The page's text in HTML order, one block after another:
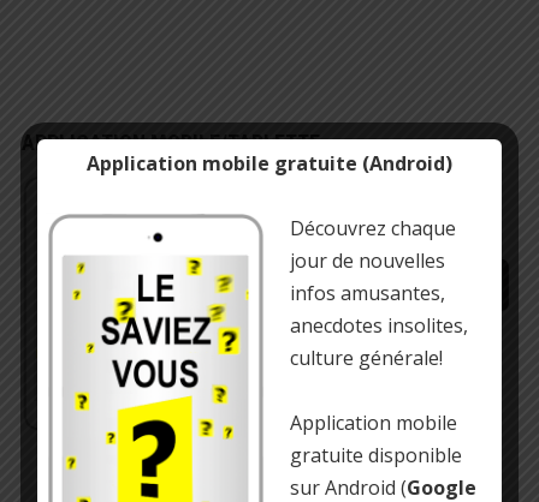
APPLICATION MOBILE/TABLETTE
anecdotes amusantes
https://play.google.com/store/…
Application mobile gratuite (Android)
Découvrez chaque
jour de nouvelles
infos amusantes,
anecdotes insolites,
culture générale!
Application mobile
gratuite disponible
sur Android (Google